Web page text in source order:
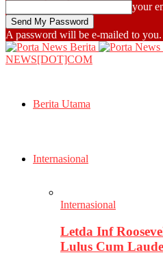
your
A password will be e-mailed to you.
NEWS[DOT]COM
Berita Utama
Internasional
Internasional
Letda Inf
Lulus Cum